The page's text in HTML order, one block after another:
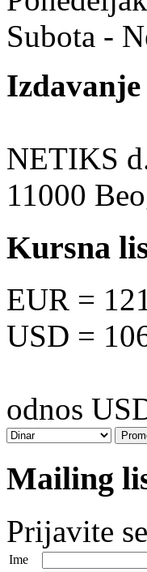
Subota -
Izdavanje
NETIKS
11000
Kursna
EUR =
USD =
odnos
Mailing
Prijavite
Ime